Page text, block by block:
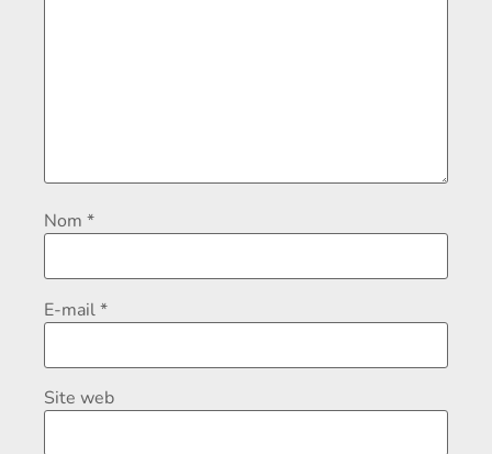
Nom *
E-mail*
Site web